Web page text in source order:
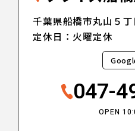
千葉県船橋市丸山５丁
定休日：火曜定休
047-
OPEN